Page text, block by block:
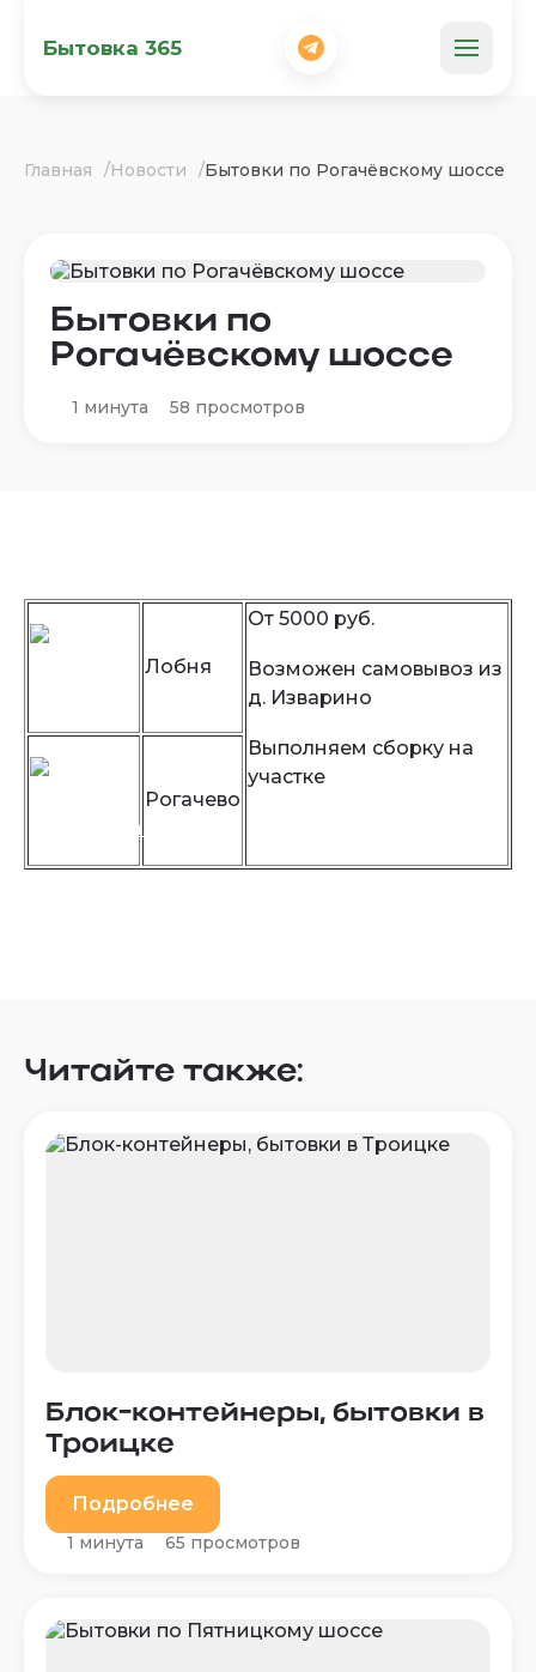
Бытовка 365
Главная Новости Бытовки по Рогачёвскому шоссе
Бытовки по
Рогачёвскому шоссе
1 минута 58 просмотров
Лобня
От 5000 руб.
Возможен самовывоз из
д. Изварино
Выполняем сборку на
участке
Рогачево
Читайте также:
Блок-контейнеры, бытовки в
Троицке
Подробнее
1 минута 65 просмотров